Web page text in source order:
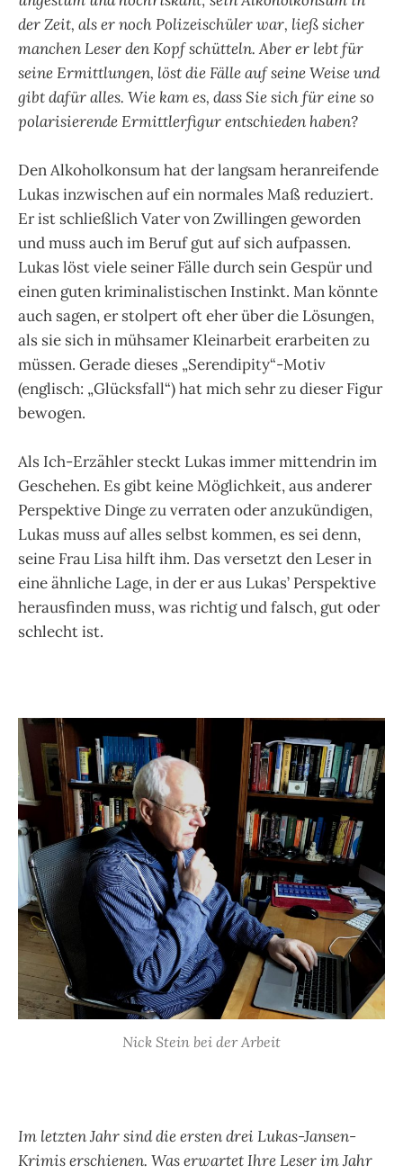
der Zeit, als er noch Polizeischüler war, ließ sicher
manchen Leser den Kopf schütteln. Aber er lebt für
seine Ermittlungen, löst die Fälle auf seine Weise und
gibt dafür alles. Wie kam es, dass Sie sich für eine so
polarisierende Ermittlerfigur entschieden haben?
Den Alkoholkonsum hat der langsam heranreifende
Lukas inzwischen auf ein normales Maß reduziert.
Er ist schließlich Vater von Zwillingen geworden
und muss auch im Beruf gut auf sich aufpassen.
Lukas löst viele seiner Fälle durch sein Gespür und
einen guten kriminalistischen Instinkt. Man könnte
auch sagen, er stolpert oft eher über die Lösungen,
als sie sich in mühsamer Kleinarbeit erarbeiten zu
müssen. Gerade dieses „Serendipity“-Motiv
(englisch: „Glücksfall“)hat mich sehr zu dieser Figur
bewogen.
Als Ich-Erzähler steckt Lukas immer mittendrin im
Geschehen. Es gibt keine Möglichkeit, aus anderer
Perspektive Dinge zu verraten oder anzukündigen,
Lukas muss auf alles selbst kommen, es sei denn,
seine Frau Lisa hilft ihm. Das versetzt den Leser in
eine ähnliche Lage, in der er aus Lukas’ Perspektive
herausfinden muss, was richtig und falsch, gut oder
schlecht ist.
Nick Stein bei der Arbeit
Im letzten Jahr sind die ersten drei Lukas-Jansen-
Krimis erschienen. Was erwartet Ihre Leser im Jahr